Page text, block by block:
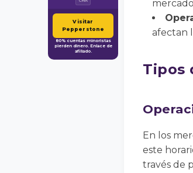
Visitar
Pepperstone
80% cuentas minoristas
pierden dinero. Enlace de
afiliado.
afectan
Tipos
En los
este
través de